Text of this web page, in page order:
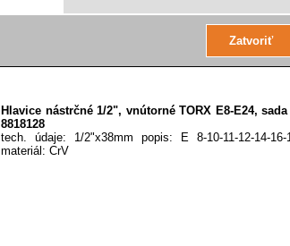
Hlavice nástrčné 1/2", vnútorné TORX E8-E24, sada
8818128
tech. údaje: 1/2"x38mm popis: E 8-10-11-12-14-16-
materiál: CrV